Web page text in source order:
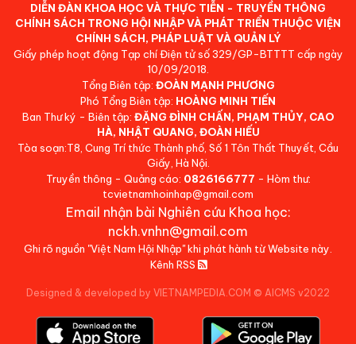
DIỄN ĐÀN KHOA HỌC VÀ THỰC TIỄN - TRUYỀN THÔNG
CHÍNH SÁCH TRONG HỘI NHẬP VÀ PHÁT TRIỂN THUỘC VIỆN
CHÍNH SÁCH, PHÁP LUẬT VÀ QUẢN LÝ
Giấy phép hoạt động Tạp chí Điện tử số 329/GP-BTTTT cấp ngày
10/09/2018.
Tổng Biên tập: ĐOÀN MẠNH PHƯƠNG
Phó Tổng Biên tập: HOÀNG MINH TIẾN
Ban Thư ký - Biên tập: ĐẶNG ĐÌNH CHẤN, PHẠM THỦY, CAO
HÀ, NHẬT QUANG, ĐOÀN HIẾU
Tòa soạn:T8, Cung Trí thức Thành phố, Số 1 Tôn Thất Thuyết, Cầu
Giấy, Hà Nội.
Truyền thông - Quảng cáo: 0826166777 - Hòm thư:
tcvietnamhoinhap@gmail.com
Email nhận bài Nghiên cứu Khoa học:
nckh.vnhn@gmail.com
Ghi rõ nguồn "Việt Nam Hội Nhập" khi phát hành từ Website này.
Kênh RSS
Designed & developed by VIETNAMPEDIA.COM © AICMS v2022